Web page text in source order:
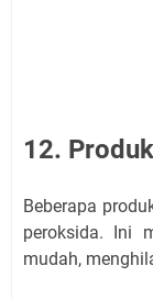
12.
Beberapa
peroksida. Ini
mudah,